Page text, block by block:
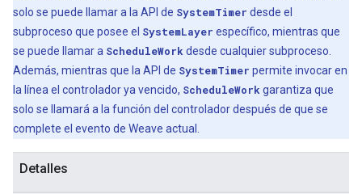
solo se puede llamar a la API de SystemTimer desde el
subproceso que posee el SystemLayer específico, mientras que
se puede llamar a ScheduleWork desde cualquier subproceso.
Además, mientras que la API de SystemTimer permite invocar en
la línea el controlador ya vencido, ScheduleWork garantiza que
solo se llamará a la función del controlador después de que se
complete el evento de Weave actual.
Detalles